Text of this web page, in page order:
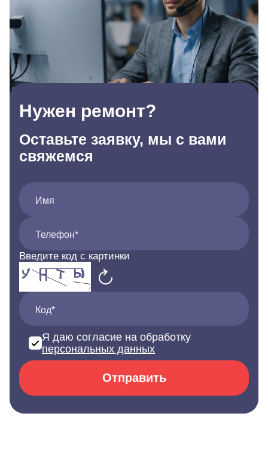
Нужен ремонт?
Оставьте заявку, мы с вами
свяжемся
Имя
Телефон*
Введите код с картинки
Код*
Я даю согласие на обработку
персональных данных
Отправить